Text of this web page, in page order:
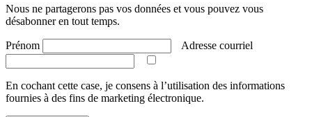
Nous ne partagerons pas vos données et vous pouvez vous
désabonner en tout temps.
Prénom Adresse courriel
En cochant cette case, je consens à l’utilisation des informations
fournies à des fins de marketing électronique.